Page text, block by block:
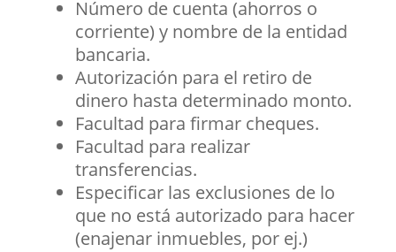
Número de cuenta (ahorros o
corriente) y nombre de la entidad
bancaria.
Autorización para el retiro de
dinero hasta determinado monto.
Facultad para firmar cheques.
Facultad para realizar
transferencias.
Especificar las exclusiones de lo
que no está autorizado para hacer
(enajenar inmuebles, por ej.)